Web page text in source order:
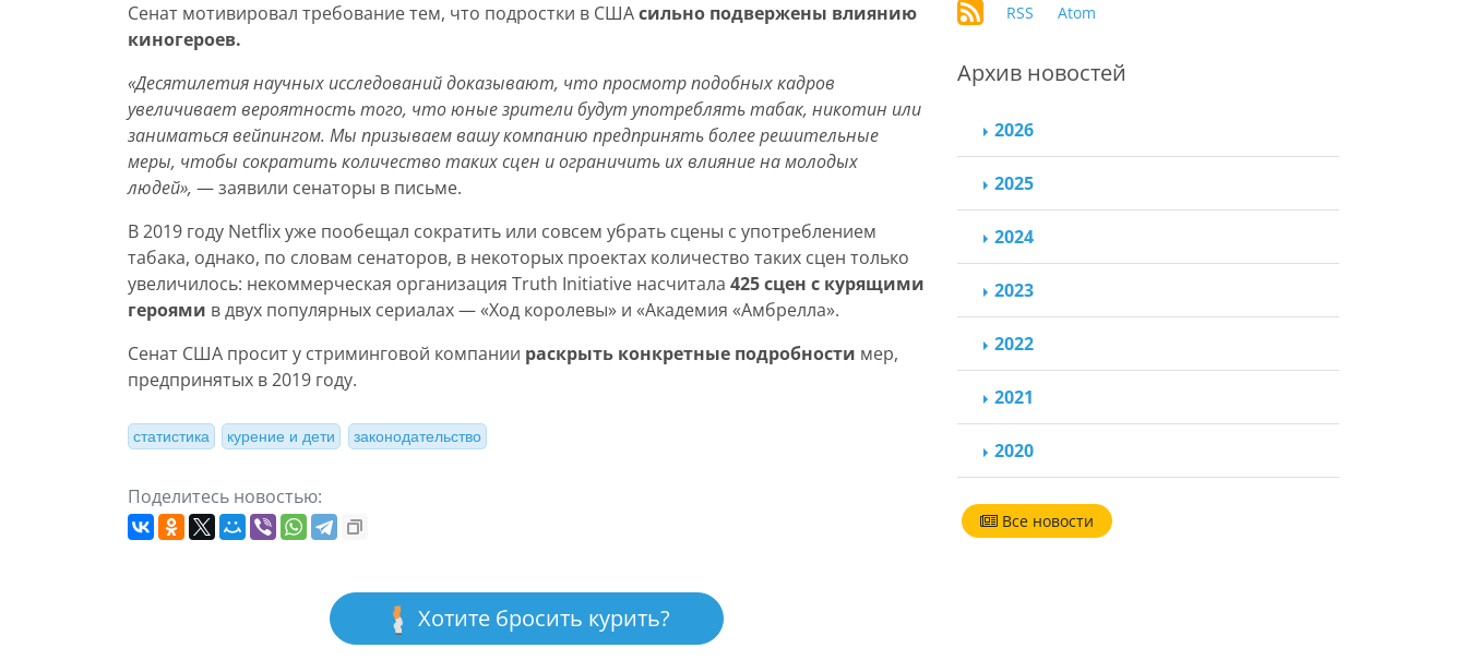
Сенат мотивировал требование тем, что подростки в СШАсильно подвержены влиянию
киногероев.
«Десятилетия научных исследований доказывают, что просмотр подобных кадров
увеличивает вероятность того, что юные зрители будут употреблять табак, никотин или
заниматься вейпингом. Мы призываем вашу компанию предпринять более решительные
меры, чтобы сократить количество таких сцен и ограничить их влияние на молодых
людей», — заявили сенаторы в письме.
В 2019 году Netflix уже пообещал сократить или совсем убрать сцены с употреблением
табака, однако, по словам сенаторов, в некоторых проектах количество таких сцен только
увеличилось: некоммерческая организация Truth Initiative насчитала 425 сцен с курящими
героями в двух популярных сериалах — «Ход королевы» и «Академия «Амбрелла».
Сенат США просит у стриминговой компании раскрыть конкретные подробности мер,
предпринятых в 2019 году.
статистика курение и дети законодательство
Поделитесь новостью:
Хотите бросить курить?
RSS Atom
Архив новостей
2026
2025
2024
2023
2022
2021
2020
Все новости